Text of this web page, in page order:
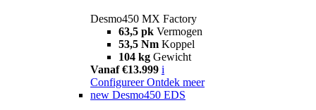
Desmo450 MX Factory
63,5 pk Vermogen
53,5 Nm Koppel
104 kg Gewicht
Vanaf €13.999 i
Configureer Ontdek meer
new Desmo450 EDS